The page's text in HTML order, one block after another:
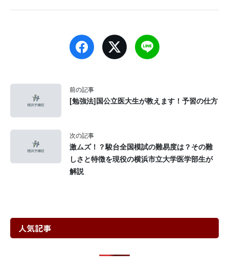
前の記事
[勉強法]国公立医大生が教えます！予習の仕方
次の記事
激ムズ！？駿台全国模試の難易度は？その難
しさと特徴を現役の横浜市立大学医学部生が
解説
人気記事